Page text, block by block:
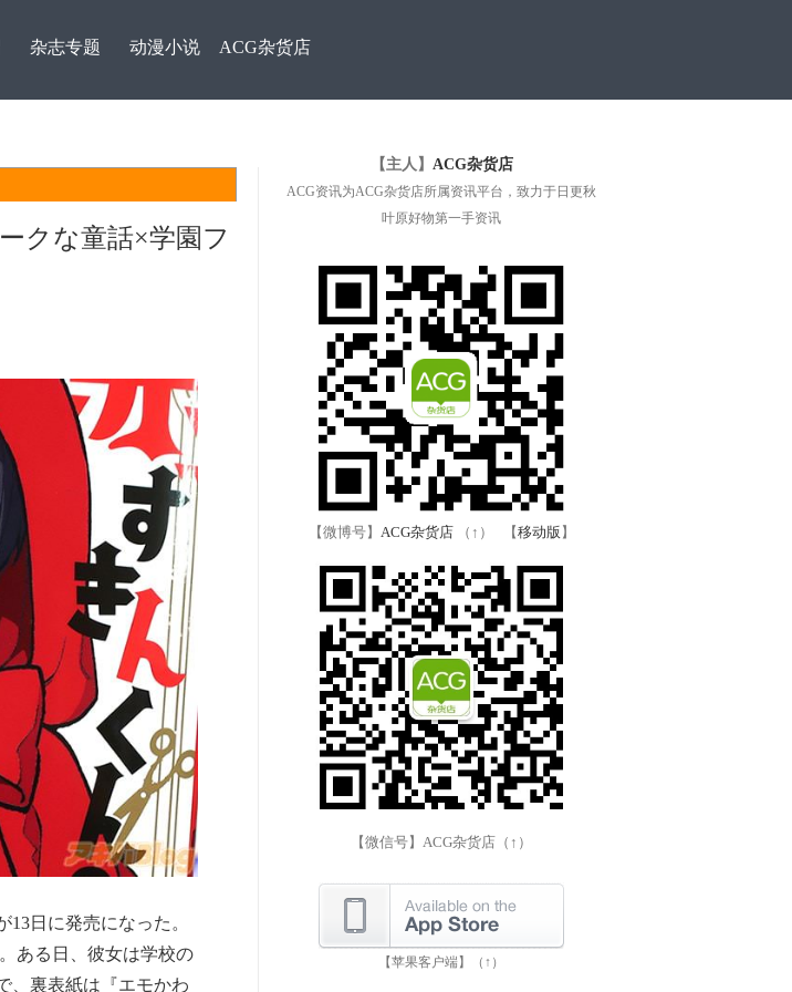
杂志专题 动漫小说 ACG杂货店
クな童話×学園フ
日に発売になった。
ある日、彼女は学校の
、裏表紙は『エモかわ
【主人】 ACG杂货店
ACG资讯为ACG杂货店所属资讯平台，致力于日更秋
叶原好物第一手资讯
【微博号】 ACG杂货店 （↑） 【移动版 】
【微信号】ACG杂货店（↑）
【苹果客户端】（↑）